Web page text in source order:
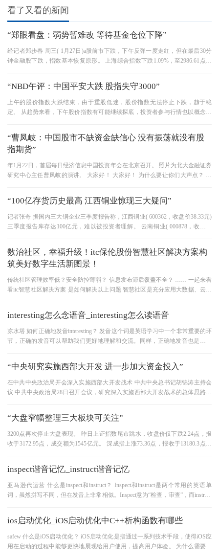
看了又看的新闻
“郑眼看盘：弱势暂难改 等待基金仓位下降”
经记者郑步春 周三( 1月27日)a股前市下跌，下午反弹一度走红，但在最后30分
钟金融股下跌，指数基本恢复原形。 上海综合指数下跌1.09%，至2986.61点，
“NBD午评：中国平安大跌 股指失守3000”
上午的股价指数大跌结束，由于重股低迷，股价指数无法停止下跌，趋于稳
定。 从趋势来看，下午股价指数有可能继续探底，投资者参与行情也以概念股
“曹凤岐：中国股市不缺资金缺信心 没有振荡就没有股
指期货”
年1月22日，首届每日经济信息中国投资年会在北京召开。 照片为北大金融证券
研究中心主任曹凤岐的演讲。 大家好！ 大家好！ 为什么要让你们大声点？ 我
“100亿存货历史最高 江西铜业惊现三大疑问”
记者张奇 据国内三大铜企业三季度报告称，江西铜业( 600362，收盘价38.33元)
三季度报告库存达100亿元，难以被投资者理解。 云南铜业( 000878，收盘价
数治社区，幸福升级！itc保伦股份智慧社区解决方案构
筑美好数字生活新图景！
传统社区管理效率低？安全防控薄弱？ 信息发布滞后覆盖不全？ …… 一起来看
看itc智慧社区解决方案 是如何解决以上问题 智慧社区是充分应用大数据、云计
interesting怎么念语音_interesting怎么读语音
凉水塔 如何正确地发音interesting？ 发音这个词是英语学习中一个非常重要的环
节，正确的发音可以帮助我们更好地理解和交流。同样，正确地发音也是学习
“中央研究实施西部大开发 进一步加大资金投入”
在中共中央政治局开会深入实施西部大开发战术 中共中央总书记胡锦涛主持会
议 中共中央政治局28日召开会议，研究深入实施西部大开发战术的总体思路和
“大盘窄幅整理三大板块可关注”
3200点再次停止大盘表现。 昨日上证指数尾市跳水，收盘价仅下跌2.24点，报
收于3172.95点，成交额为1545亿元。 深成指上涨73.36点，报收于13180.3点，
inspect谐音记忆_instruct谐音记忆
亚马逊代运营 什么是inspect和instruct？ Inspect和instruct是两个常用的英语单
词，虽然拼写不同，但在发音上非常相似。Inspect意为“检查，审查”，而instruct
ios启动优化_iOS启动优化中C++析构函数有哪些
safew 什么是iOS启动优化？ iOS启动优化是指通过一系列技术手段，使得iOS应
用在启动的过程中能够更快地展现给用户使用，提高用户体验。 为什么需要进